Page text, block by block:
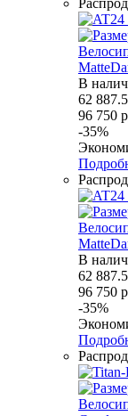
В
62
96 750
-35%
В
62
96 750
-35%